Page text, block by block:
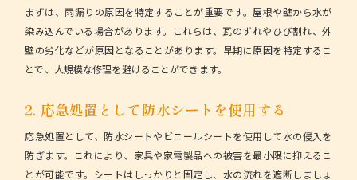
まずは、雨漏りの原因を特定することが重要です。屋根や壁から水が
染み込んでいる場合があります。これらは、瓦のずれやひび割れ、外
壁の劣化などが原因となることがあります。 早期に原因を特定するこ
とで、大規模な修理を避けることができます。
2. 応急処置として防水シートを使用する
応急処置として、防水シートやビニールシートを使用して水の侵入を
防ぎます。これにより、家具や家電製品への被害を最小限に抑えるこ
とが可能です。 シートはしっかりと固定し、水の流れを遮断しましょ